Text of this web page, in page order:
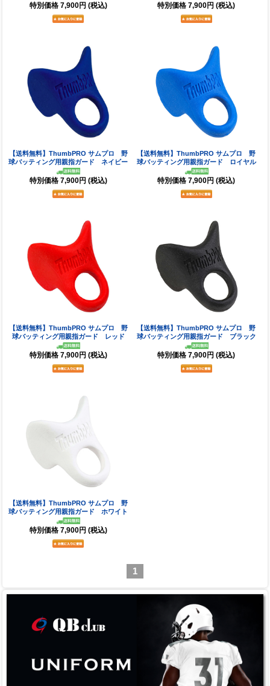
特別価格 7,900円 (税込) 特別価格 7,900円 (税込)
【送料無料】ThumbPRO サムプロ 野
球バッティング用親指ガード ネイビー
特別価格 7,900円 (税込)
【送料無料】ThumbPRO サムプロ 野
球バッティング用親指ガード ロイヤル
特別価格 7,900円 (税込)
【送料無料】ThumbPRO サムプロ 野
球バッティング用親指ガード レッド
特別価格 7,900円 (税込)
【送料無料】ThumbPRO サムプロ 野
球バッティング用親指ガード ブラック
特別価格 7,900円 (税込)
【送料無料】ThumbPRO サムプロ 野
球バッティング用親指ガード ホワイト
特別価格 7,900円 (税込)
1